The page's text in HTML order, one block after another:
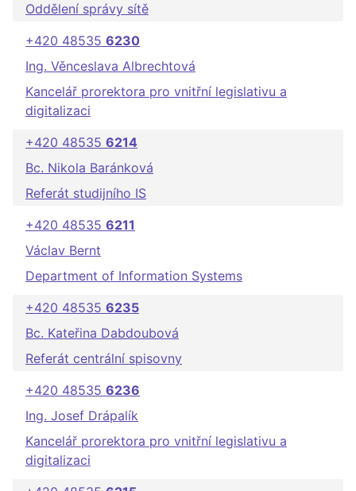
Oddělení správy sítě
+420 48535 6230
Ing. Věnceslava Albrechtová
Kancelář prorektora pro vnitřní legislativu a
digitalizaci
+420 48535 6214
Bc. Nikola Baránková
Referát studijního IS
+420 48535 6211
Václav Bernt
Department of Information Systems
+420 48535 6235
Bc. Kateřina Dabdoubová
Referát centrální spisovny
+420 48535 6236
Ing. Josef Drápalík
Kancelář prorektora pro vnitřní legislativu a
digitalizaci